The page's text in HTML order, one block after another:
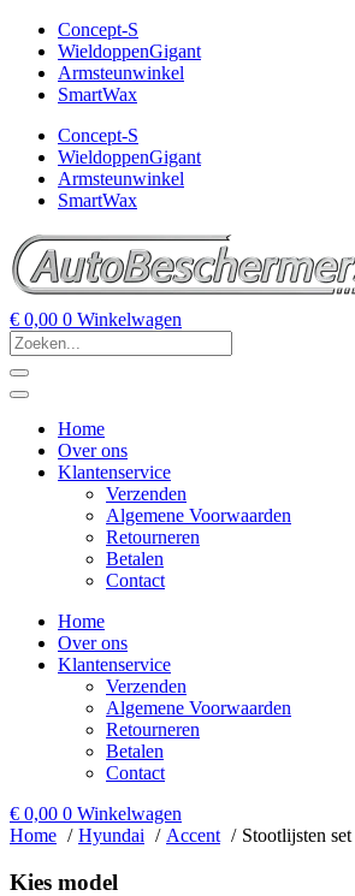
Concept-S
WieldoppenGigant
Armsteunwinkel
SmartWax
Concept-S
WieldoppenGigant
Armsteunwinkel
SmartWax
€ 0,00 0 Winkelwagen
Home
Over ons
Klantenservice
Verzenden
Algemene Voorwaarden
Retourneren
Betalen
Contact
Home
Over ons
Klantenservice
Verzenden
Algemene Voorwaarden
Retourneren
Betalen
Contact
€ 0,00 0 Winkelwagen
Home
Hyundai Accent Stootlijsten
Kies model​